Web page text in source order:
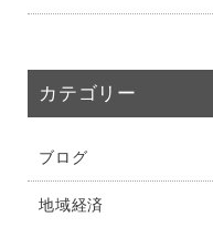
カテゴリー
ブログ
地域経済